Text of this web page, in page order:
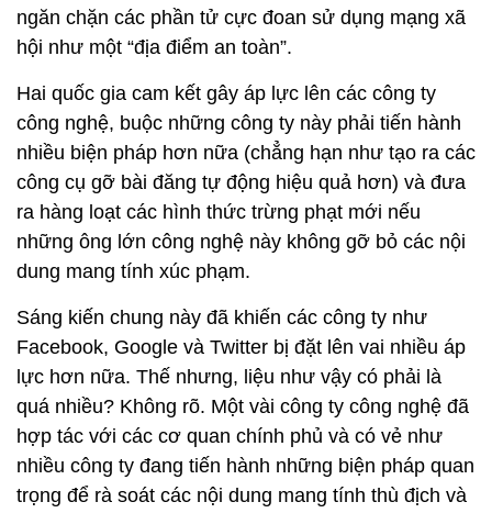
ngăn chặn các phần tử cực đoan sử dụng mạng xã
hội như một “địa điểm an toàn”.
Hai quốc gia cam kết gây áp lực lên các công ty
công nghệ, buộc những công ty này phải tiến hành
nhiều biện pháp hơn nữa (chẳng hạn như tạo ra các
công cụ gỡ bài đăng tự động hiệu quả hơn) và đưa
ra hàng loạt các hình thức trừng phạt mới nếu
những ông lớn công nghệ này không gỡ bỏ các nội
dung mang tính xúc phạm.
Sáng kiến chung này đã khiến các công ty như
Facebook, Google và Twitter bị đặt lên vai nhiều áp
lực hơn nữa. Thế nhưng, liệu như vậy có phải là
quá nhiều? Không rõ. Một vài công ty công nghệ đã
hợp tác với các cơ quan chính phủ và có vẻ như
nhiều công ty đang tiến hành những biện pháp quan
trọng để rà soát các nội dung mang tính thù địch và